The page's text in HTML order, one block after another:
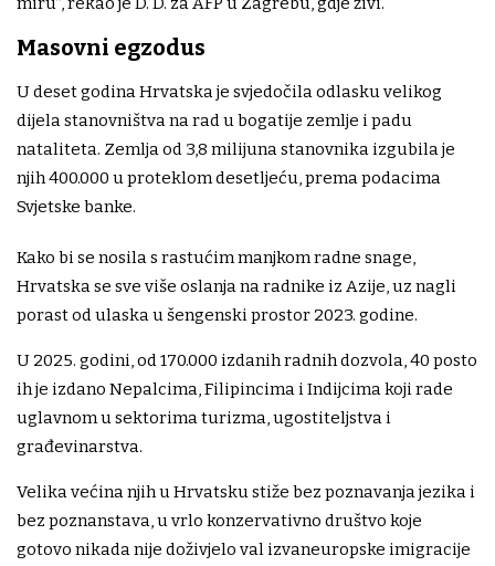
Masovni egzodus
U deset godina Hrvatska je svjedočila odlasku velikog
dijela stanovništva na rad u bogatije zemlje i padu
nataliteta. Zemlja od 3,8 milijuna stanovnika izgubila je
njih 400.000 u proteklom desetljeću, prema podacima
Svjetske banke.
Kako bi se nosila s rastućim manjkom radne snage,
Hrvatska se sve više oslanja na radnike iz Azije, uz nagli
porast od ulaska u šengenski prostor 2023. godine.
U 2025. godini, od 170.000 izdanih radnih dozvola, 40 posto
ih je izdano Nepalcima, Filipincima i Indijcima koji rade
uglavnom u sektorima turizma, ugostiteljstva i
građevinarstva.
Velika većina njih u Hrvatsku stiže bez poznavanja jezika i
bez poznanstava, u vrlo konzervativno društvo koje
gotovo nikada nije doživjelo val izvaneuropske imigracije